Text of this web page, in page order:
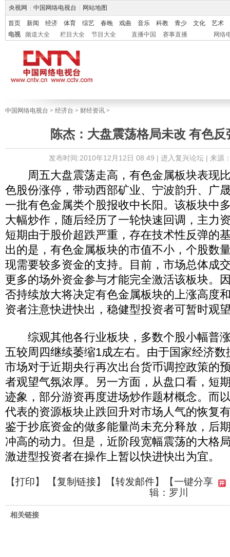
央视网 中国网络电视台 网站地图
首页 新闻 经济 体育 综艺 春晚 戏曲 音乐 科教 青少 文化
艺术
电视
频道大全 栏目大全 节目大全 直播中国 赛事直播 网络
中国网络电视台 > 经济台 > 财经资讯 >
陈杰：大盘震荡格局未改 有色
发布时间:2010年12月12日 08:49 | 进入复兴论坛| 来源
周五大盘震荡走高，有色金属板块表现
色股份涨停，带动西部矿业、宁波韵升、广
一批有色金属类个股报收中长阳。该板块中
大幅炒作，随后经历了一轮快速回调，主力
短期由于股价超跌严重，存在技术性反弹的
出的是，有色金属板块的市值不小，个股数
现需要较多资金的支持。目前，市场总体成
更多的场外资金参与才能完全激活该板块。
否持续放大将决定有色金属板块的上涨高度
资者注意快进快出，稳健型投资者可暂时观
综观其他各行业板块，多数个股小幅普
五较周四继续萎缩1成左右。由于国家经济
市场对于近期央行再次出台货币调控政策的
者观望气氛浓厚。另一方面，从盘口看，短
迹象，部分游资再度进场炒作题材概念。而
代表的资源板块止跌回升对市场人气的恢复
鉴于抄底资金的做多能量尚未充分释放，后
冲高的动力。但是，近阶段宽幅震荡的大格
激进型投资者在操作上暂以快进快出为宜。
【打印】 【复制链接】【转发邮件】
【一键分享
辑：罗川
相关链接